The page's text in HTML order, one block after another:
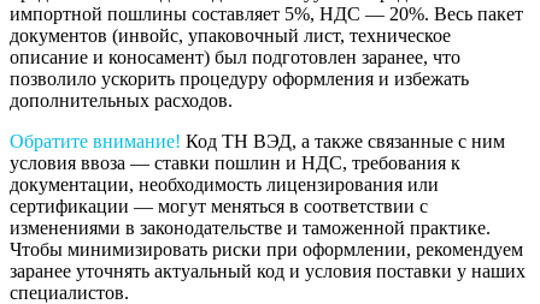
импортной пошлины составляет 5%, НДС — 20%. Весь пакет
документов (инвойс, упаковочный лист, техническое
описание и коносамент) был подготовлен заранее, что
позволило ускорить процедуру оформления и избежать
дополнительных расходов.
Обратите внимание! Код ТН ВЭД, а также связанные с ним
условия ввоза — ставки пошлин и НДС, требования к
документации, необходимость лицензирования или
сертификации — могут меняться в соответствии с
изменениями в законодательстве и таможенной практике.
Чтобы минимизировать риски при оформлении, рекомендуем
заранее уточнять актуальный код и условия поставки у наших
специалистов.